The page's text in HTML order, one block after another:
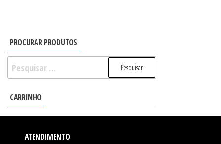
PROCURAR PRODUTOS
Pesquisar
por:
CARRINHO
ATENDIMENTO